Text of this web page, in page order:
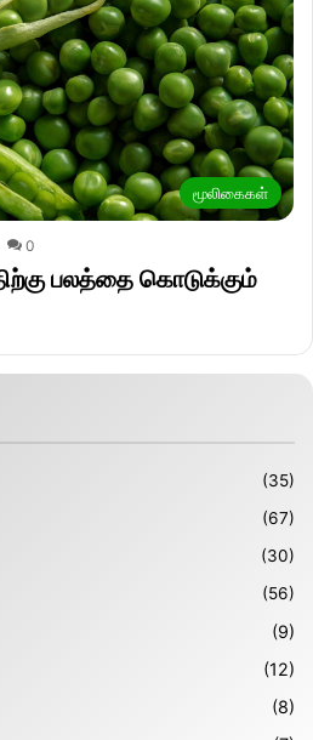
மூலிகைகள்
0
பலத்தை கொடுக்கும்
(35)
(67)
(30)
(56)
(9)
(12)
(8)